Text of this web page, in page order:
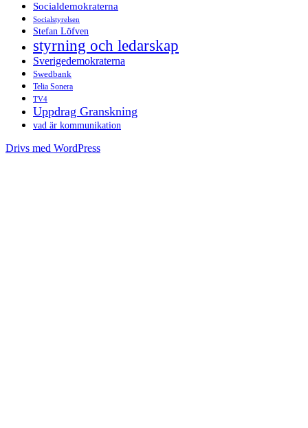
Socialdemokraterna
Socialstyrelsen
Stefan Löfven
styrning och ledarskap
Sverigedemokraterna
Swedbank
Telia Sonera
TV4
Uppdrag Granskning
vad är kommunikation
Drivs med WordPress